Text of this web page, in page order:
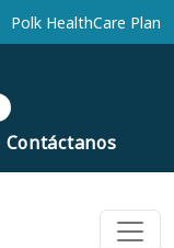
Polk HealthCare Plan
Contáctanos